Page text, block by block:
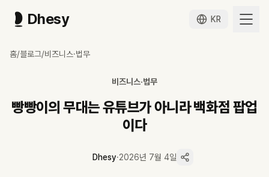
Dhesy KR
광주신세계 상반기 팝업 매출 상위에 오른 유튜브 캐릭터 빵빵이의 수
빵빵이 캐릭터는 유튜브 채널(2023년)보다 4년 앞선 2019년 이차돌
2026년 상반기에만 울산 HD, 대쉬크랩, 알디콤 콜라보가 석 달 연속
해외는 2023년 12월 소니 크리에이티브 프로덕트와의 마스터 에이전
Dhesy 데이터 기준 영상 협찬 연결은 알디콤 1건으로, 수익의 무게중
홈/블로그/비즈니스·법무
비즈니스·법무
빵빵이의 무대는 유튜브가 아니라 백화점 팝업
이다
Dhesy·2026년 7월 4일